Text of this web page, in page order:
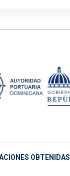
OBTENIDAS